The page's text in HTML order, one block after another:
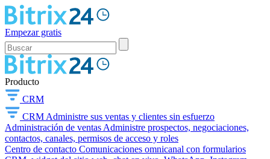
Empezar gratis
Producto
CRM
CRM Administre sus ventas y clientes sin esfuerzo
Administración de ventas Administre prospectos, negociaciones,
contactos, canales, permisos de acceso y roles
Centro de contacto Comunicaciones omnicanal con formularios